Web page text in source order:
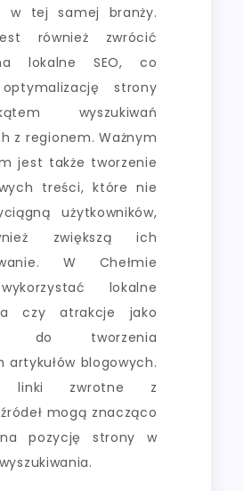
w tej samej branży.
również zwrócić
lokalne SEO, co
strony
wyszukiwań
z regionem. Ważnym
jest także tworzenie
treści, które nie
użytkowników,
zwiększą ich
W Chełmie
lokalne
czy atrakcje jako
do tworzenia
artykułów blogowych.
linki zwrotne z
mogą znacząco
na pozycję strony w